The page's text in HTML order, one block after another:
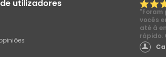
utilizadores
"Foram
vocês
até á
rápido.